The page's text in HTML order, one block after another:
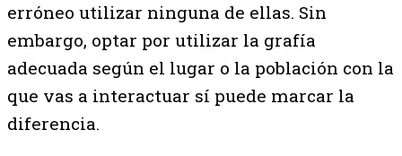
erróneo utilizar ninguna de ellas. Sin
embargo, optar por utilizar la grafía
adecuada según el lugar o la población con la
que vas a interactuar sí puede marcar la
diferencia.